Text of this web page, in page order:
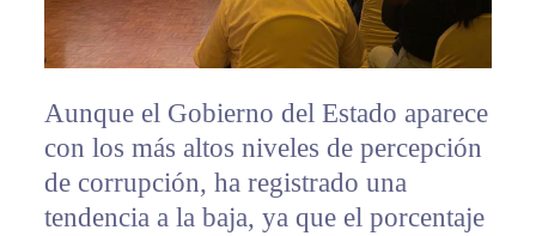
Aunque el Gobierno del Estado aparece
con los más altos niveles de percepción
de corrupción, ha registrado una
tendencia a la baja, ya que el porcentaje